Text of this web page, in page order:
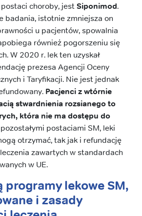
choroby, jestSiponimod.
badania, istotnie zmniejsza on
u pacjentów, spowalnia
również pogorszeniu się
W 2020 r. lek ten uzyskał
prezesa Agencji Oceny
i Taryfikacji. Nie jest jednak
Pacjenci z wtórnie
stwardnienia rozsianego to
która nie ma dostępu do
postaciami SM, leki
otrzymać, tak jak i refundację
zawartych w standardach
w UE.
programy lekowe SM,
i zasady